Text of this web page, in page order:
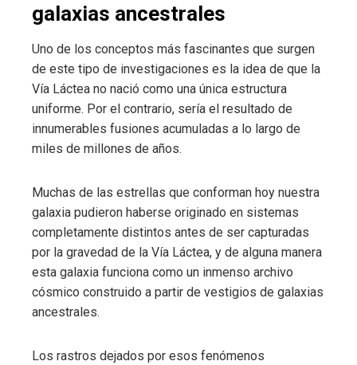
galaxias ancestrales
Uno de los conceptos más fascinantes que surgen
de este tipo de investigaciones es la idea de que la
Vía Láctea no nació como una única estructura
uniforme. Por el contrario, sería el resultado de
innumerables fusiones acumuladas a lo largo de
miles de millones de años.
Muchas de las estrellas que conforman hoy nuestra
galaxia pudieron haberse originado en sistemas
completamente distintos antes de ser capturadas
por la gravedad de la Vía Láctea, y de alguna manera
esta galaxia funciona como un inmenso archivo
cósmico construido a partir de vestigios de galaxias
ancestrales.
Los rastros dejados por esos fenómenos